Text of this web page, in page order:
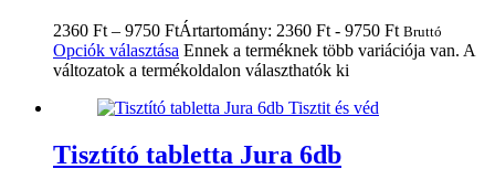
2360 Ft – 9750 FtÁrtartomány: 2360 Ft - 9750 Ft Bruttó
Opciók választása Ennek a terméknek több variációja van. A
változatok a termékoldalon választhatók ki
Tisztító tabletta Jura 6db